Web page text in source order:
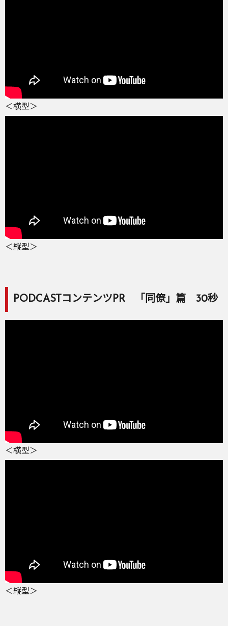
＜横型＞
＜縦型＞
PODCASTコンテンツPR 「同僚」篇 30秒
＜横型＞
＜縦型＞